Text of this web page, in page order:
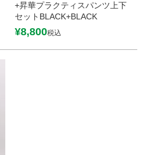
+昇華プラクティスパンツ上下
セットBLACK+BLACK
¥8,800税込